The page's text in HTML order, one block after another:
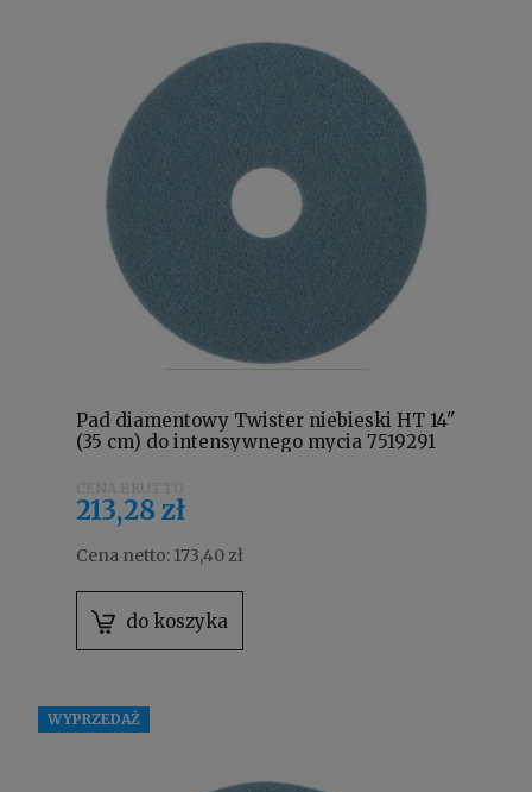
Pad diamentowy Twister niebieski HT 14"
(35 cm) do intensywnego mycia 7519291
213,28 zł
Cena netto: 173,40 zł
do koszyka
WYPRZEDAŻ